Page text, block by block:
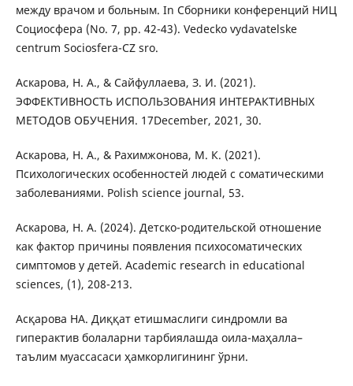
между врачом и больным. In Сборники конференций НИЦ
Социосфера (No. 7, pp. 42-43). Vedecko vydavatelske
centrum Sociosfera-CZ sro.
Аскарова, Н. А., & Сайфуллаева, З. И. (2021).
ЭФФЕКТИВНОСТЬ ИСПОЛЬЗОВАНИЯ ИНТЕРАКТИВНЫХ
МЕТОДОВ ОБУЧЕНИЯ. 17December, 2021, 30.
Аскарова, Н. А., & Рахимжонова, М. К. (2021).
Психологических особенностей людей с соматическими
заболеваниями. Polish science journal, 53.
Аскарова, Н. А. (2024). Детско-родительской отношение
как фактор причины появления психосоматических
симптомов у детей. Academic research in educational
sciences, (1), 208-213.
Асқарова НА. Диққат етишмаслиги синдромли ва
гиперактив болаларни тарбиялашда оила-маҳалла–
таълим муассасаси ҳамкорлигининг ўрни.